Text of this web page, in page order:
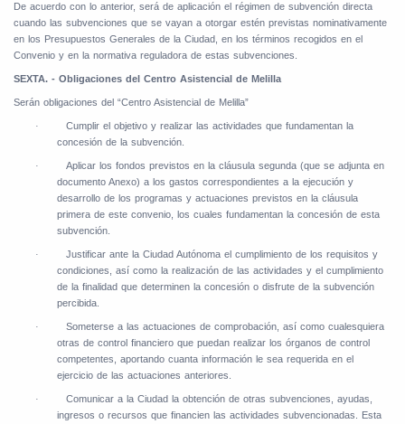
De acuerdo con lo anterior, será de aplicación el régimen de subvención directa
cuando las subvenciones que se vayan a otorgar estén previstas nominativamente
en los Presupuestos Generales de la Ciudad, en los términos recogidos en el
Convenio y en la normativa reguladora de estas subvenciones.
SEXTA. - Obligaciones del Centro Asistencial de Melilla
Serán obligaciones del “Centro Asistencial de Melilla”
·
Cumplir el objetivo y realizar las actividades que fundamentan la
concesión de la subvención.
·
Aplicar los fondos previstos en la cláusula segunda (que se adjunta en
documento Anexo) a los gastos correspondientes a la ejecución y
desarrollo de los programas y actuaciones previstos en la cláusula
primera de este convenio, los cuales fundamentan la concesión de esta
subvención.
·
Justificar ante la Ciudad Autónoma el cumplimiento de los requisitos y
condiciones, así como la realización de las actividades y el cumplimiento
de la finalidad que determinen la concesión o disfrute de la subvención
percibida.
·
Someterse a las actuaciones de comprobación, así como cualesquiera
otras de control financiero que puedan realizar los órganos de control
competentes, aportando cuanta información le sea requerida en el
ejercicio de las actuaciones anteriores.
·
Comunicar a la Ciudad la obtención de otras subvenciones, ayudas,
ingresos o recursos que financien las actividades subvencionadas. Esta